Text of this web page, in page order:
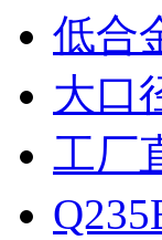
低合
大口
工厂